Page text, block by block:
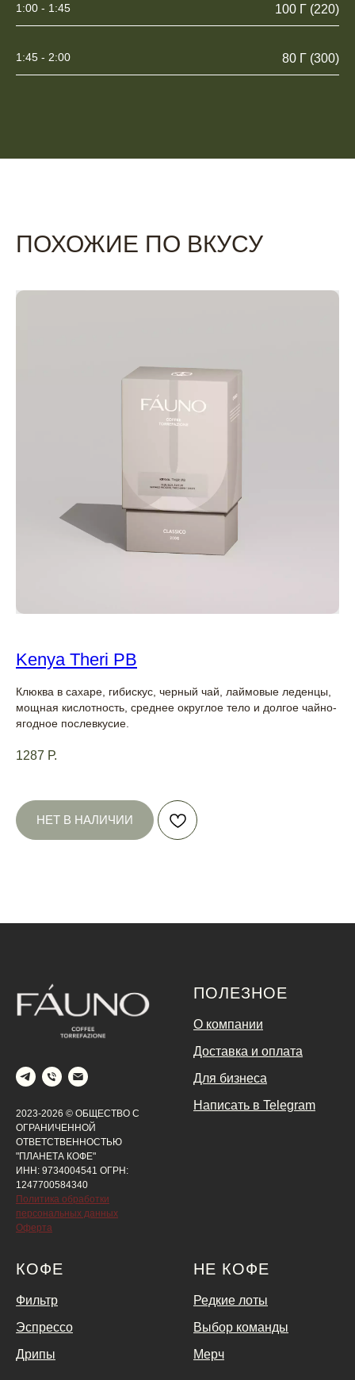
1:00 - 1:45 100 Г (220)
1:45 - 2:00 80 Г (300)
ПОХОЖИЕ ПО ВКУСУ
Kenya Theri PB
Клюква в сахаре, гибискус, черный чай, лаймовые леденцы,
мощная кислотность, среднее округлое тело и долгое чайно-
ягодное послевкусие.
1287 Р.
НЕТ В НАЛИЧИИ
2023-2026 © ОБЩЕСТВО С
ОГРАНИЧЕННОЙ
ОТВЕТСТВЕННОСТЬЮ
"ПЛАНЕТА КОФЕ"
ИНН: 9734004541 ОГРН:
1247700584340
Политика обработки
персональных данных
Оферта
ПОЛЕЗНОЕ
О компании
Доставка и оплата
Для бизнеса
Написать в Telegram
КОФЕ
Фильтр
Эспрессо
Дрипы
НЕ КОФЕ
Редкие лоты
Выбор команды
Мерч